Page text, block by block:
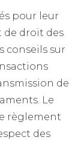
pour leur
de droit des
conseils sur
de
Le
règlement
des